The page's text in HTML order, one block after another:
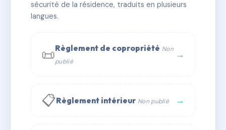
📞 Contacter Syndic Digital
sécurité de la résidence, traduits en plusieurs
langues.
📜Règlement de copropriété Non
publié
→
📋Règlement intérieur Non publié →